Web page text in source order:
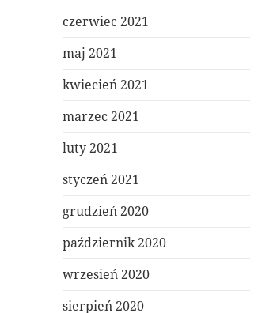
czerwiec 2021
maj 2021
kwiecień 2021
marzec 2021
luty 2021
styczeń 2021
grudzień 2020
październik 2020
wrzesień 2020
sierpień 2020